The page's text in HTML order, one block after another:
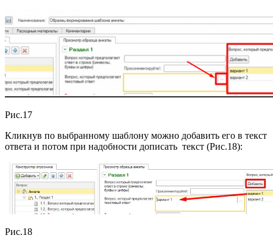
Рис.17
Кликнув по выбранному шаблону можно добавить его в текст
ответа и потом при надобности дописать текст (Рис.18):
Рис.18